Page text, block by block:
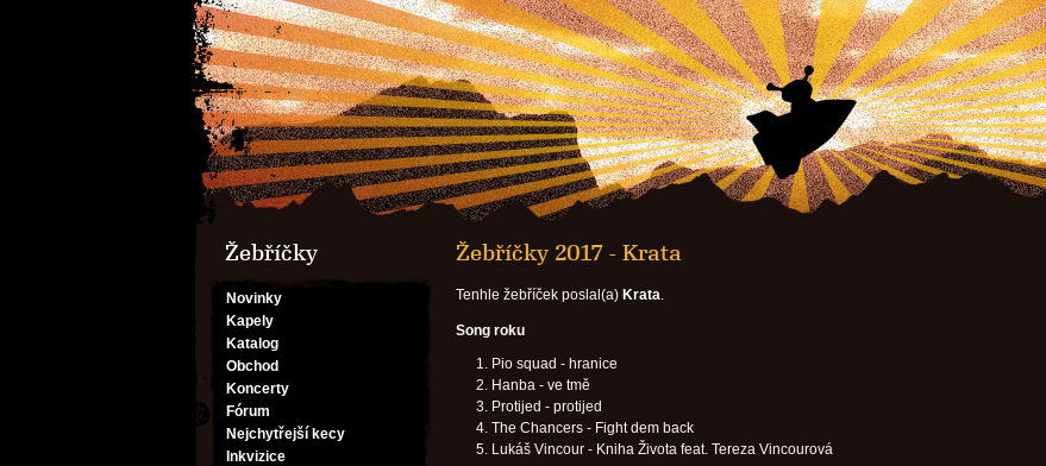
Žebříčky
Novinky
Kapely
Katalog
Obchod
Koncerty
Fórum
Nejchytřejší kecy
Inkvizice
Žebříčky 2017 - Krata
Tenhle žebříček poslal(a) Krata.
Song roku
Pio squad - hranice
Hanba - ve tmě
Protijed - protijed
The Chancers - Fight dem back
Lukáš Vincour - Kniha Života feat. Tereza Vincourová